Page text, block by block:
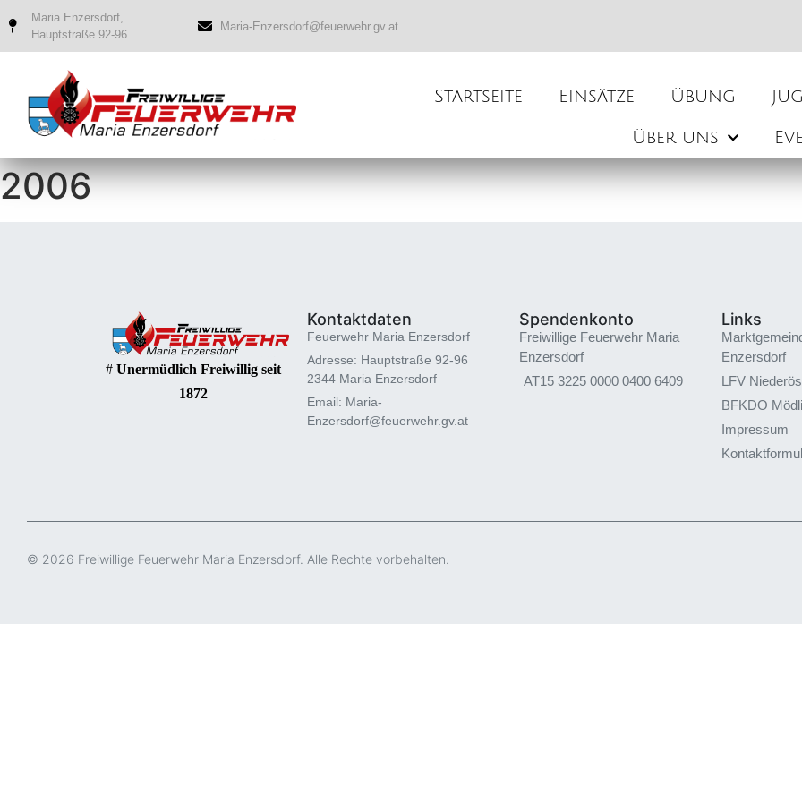
Maria Enzersdorf,
Hauptstraße 92-96
Maria-Enzersdorf@feuerwehr.gv.at
Startseite Einsätze Übung
Über uns
2006
# Unermüdlich Freiwillig seit
1872
Kontaktdaten
Feuerwehr Maria Enzersdorf
Adresse: Hauptstraße 92-96
2344 Maria Enzersdorf
Email: Maria-
Enzersdorf@feuerwehr.gv.at
Spendenkonto
Freiwillige Feuerwehr Maria
Enzersdorf
AT15 3225 0000 0400 6409
Links
Enzersdorf
LFV
BFKDO
Impressum
© 2026 Freiwillige Feuerwehr Maria Enzersdorf. Alle Rechte vorbehalten.